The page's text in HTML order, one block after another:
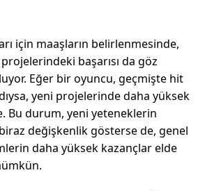
için maaşların belirlenmesinde,
başarısı da göz
Eğer bir oyuncu, geçmişte hit
yeni projelerinde daha yüksek
Bu durum, yeni yeteneklerin
değişkenlik gösterse de, genel
daha yüksek kazançlar elde